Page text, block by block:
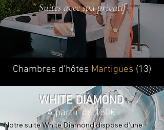
Suites avec spa privatif
Chambres d'hôtes Martigues (13)
A partir de 160€
WHITE DIAMOND
Notre suite White Diamond dispose d’une